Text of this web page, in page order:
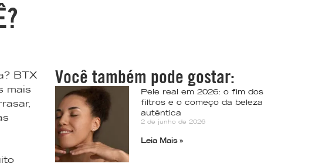
BTX
mais
Você também pode gostar:
Pele real em 2026: o fim dos
filtros e o começo da beleza
autêntica
2 de junho de 2026
Leia Mais »